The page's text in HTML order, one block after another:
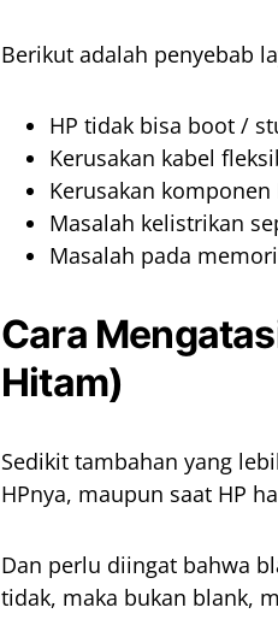
Berikut adalah penyebab
HP tidak bisa boot /
Kerusakan kabel
Kerusakan komponen
Masalah kelistrikan
Masalah pada memori
Cara
Hitam)
Sedikit tambahan yang
HPnya, maupun saat HP
Dan perlu diingat bahwa
tidak, maka bukan blank,